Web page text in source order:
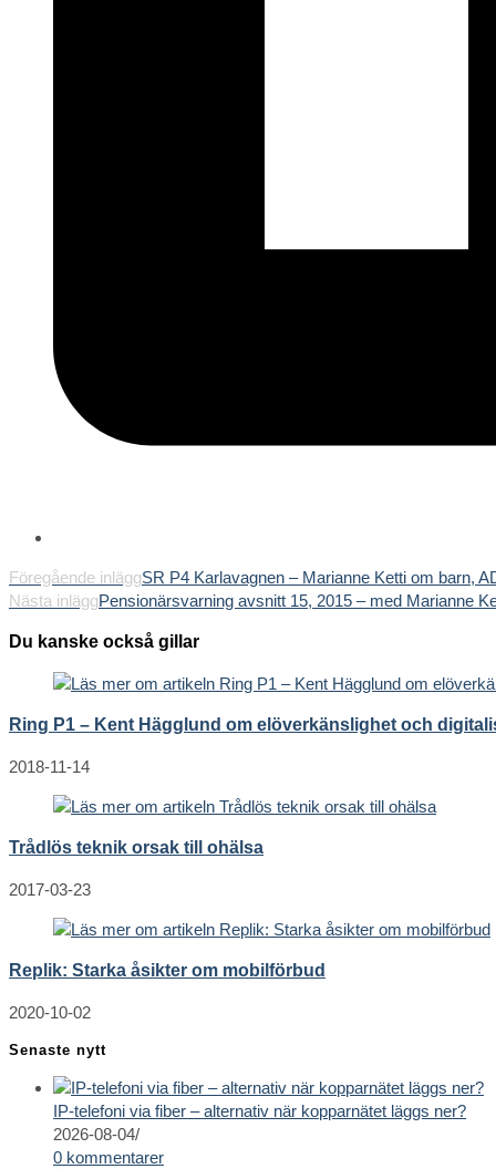
Läs
fler
artiklar
Föregående inläggSR P4 Karlavagnen – Marianne Ketti om barn,
Nästa inläggPensionärsvarning avsnitt 15, 2015 – med Marianne
Du kanske också gillar
Ring P1 – Kent Hägglund om elöverkänslighet och
2018-11-14
Trådlös teknik orsak till ohälsa
2017-03-23
Replik: Starka åsikter om mobilförbud
2020-10-02
Senaste nytt
IP-telefoni via fiber – alternativ när kopparnätet läggs ner?
2026-08-04/
0 kommentarer